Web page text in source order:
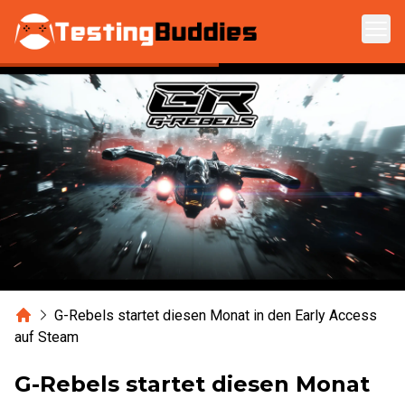
Zum Hauptinhalt springen
HomeG-Rebels startet diesen Monat in den Early Access
auf Steam
G-Rebels startet diesen Monat